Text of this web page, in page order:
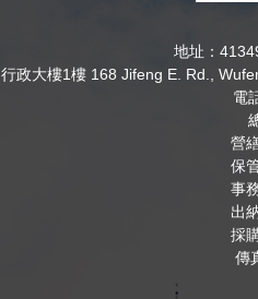
地址：
行政大樓1樓 168 Jifeng E. Rd.,
電
營
保
事
出
採
傳